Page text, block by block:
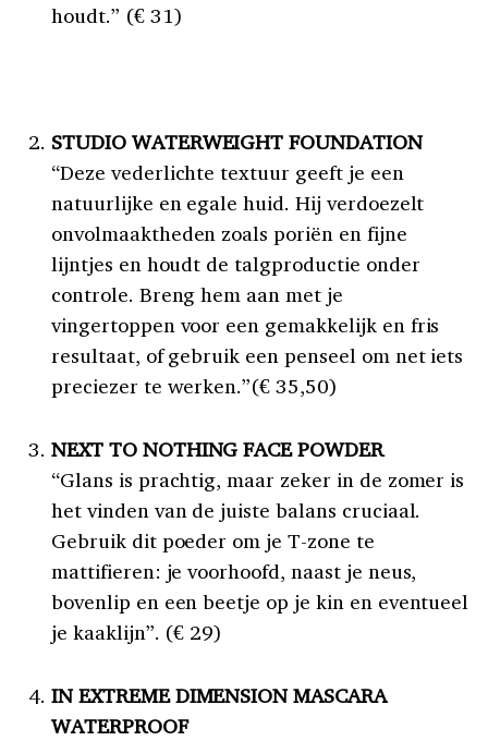
houdt.” (€ 31)
STUDIO WATERWEIGHT FOUNDATION
“Deze vederlichte textuur geeft je een
natuurlijke en egale huid. Hij verdoezelt
onvolmaaktheden zoals poriën en fijne
lijntjes en houdt de talgproductie onder
controle. Breng hem aan met je
vingertoppen voor een gemakkelijk en fris
resultaat, of gebruik een penseel om net iets
preciezer te werken.”(€ 35,50)
NEXT TO NOTHING FACE POWDER
“Glans is prachtig, maar zeker in de zomer is
het vinden van de juiste balans cruciaal.
Gebruik dit poeder om je T-zone te
mattifieren: je voorhoofd, naast je neus,
bovenlip en een beetje op je kin en eventueel
je kaaklijn”. (€ 29)
IN EXTREME DIMENSION MASCARA
WATERPROOF